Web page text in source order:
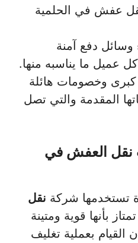
عفش في الحلمية
وسائل دفع آمنة
كل عميل ما يناسبه منها.
وخصومات هائلة
المقدمة والتي تصل
نقل العفش في
تستخدمها شركة نقل
تمتاز بأنها قوية ومتينة
بعملية تغليف